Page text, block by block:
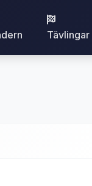
Tävlingar